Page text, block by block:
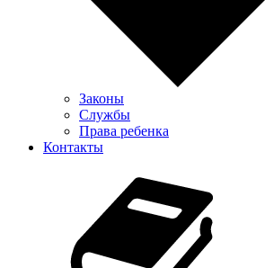
Законы
Службы
Права ребенка
Контакты